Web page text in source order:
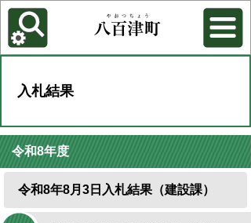
各種機能
背景色を変更する
入札結果
令和8年度
令和8年8月3日入札結果（建設課）